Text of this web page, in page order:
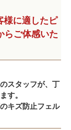
様に適したピ
らご体感いた
スタッフが、丁
す。
キズ防止フェル